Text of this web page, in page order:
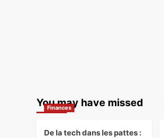
You may have missed
Finances
De la tech dans les pattes :